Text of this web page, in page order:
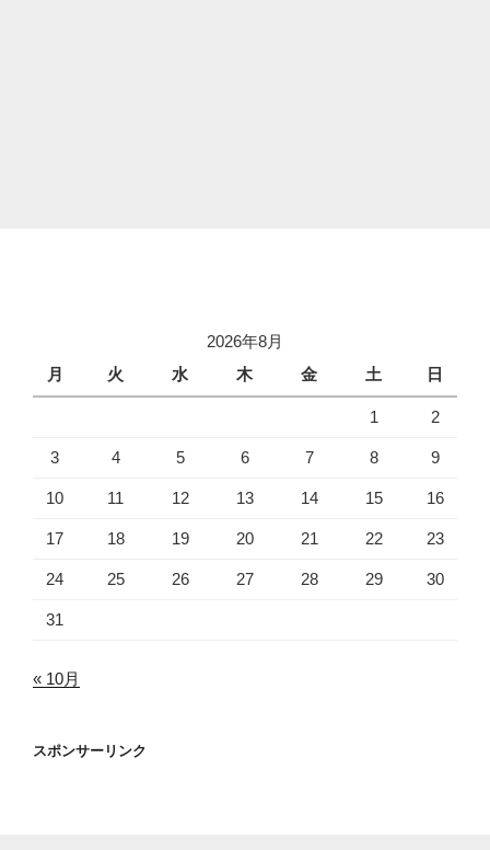
2026年8月
月
火 水 木 金 土 日
1 2
3 4 5 6 7 8 9
10 11 12 13 14 15 16
17 18 19 20 21 22 23
24 25 26 27 28 29 30
31
« 10月
スポンサーリンク